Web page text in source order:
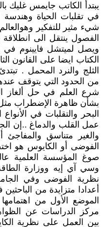
يبتدأ الكاتب جايمس غليك
في تقلبات الحياة
شيء مثير للتفكير
الفصول ينتقل الى
ويصل لميتشل فايينوم في
الكتاب ايضا على القانون
الثلج والنرد المحمل .
من الحدود التي يتوقف
شرع العلم في حل ألغاز
بشأن ظاهرة الإضطراب مثل
البحر والتقلبات في
عمل القلب والدماغ ..إن
والغير متناسق
الفوضى أو الكايوس هو
صوغ المؤسسة العلمية
وسي آي إيه ووزارة
نظرية الفوضى وفي
أعدادا متزايدة من
الموضع الأول من
مركز الدراسات عن
بين العمل على نظرية